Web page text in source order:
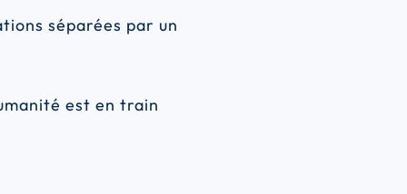
séparées par un
est en train